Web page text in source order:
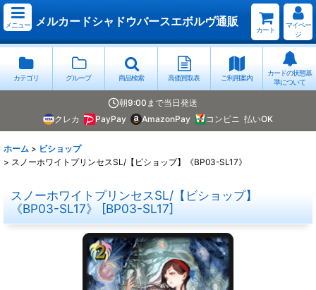
メニュー メルカードシャドウバースエボルヴ通販
カート
マイペー
ジ
カテゴリ グループ 商品検索 高価買取表 ご利用案内
カードの状態基
準について
朝9:00まで当日発送
クレカ
PayPay AmazonPay コンビニ 払いOK
ホーム > ビショップ
> スノーホワイトプリンセスSL/【ビショップ】《BP03-SL17》
スノーホワイトプリンセスSL/【ビショップ】
《BP03-SL17》
[BP03-SL17]